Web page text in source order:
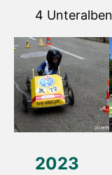
4 Unteralben
2023